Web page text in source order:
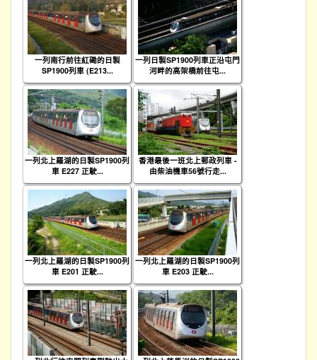
一列南行前往紅磡的日製
SP1900列車 (E213...
一列日製SP1900列車正沿屯門
河畔的高架橋前往屯...
一列北上羅湖的日製SP1900列
車 E227 正駛...
香港最後一班北上郵政列車 -
由柴油機車56號行走...
一列北上羅湖的日製SP1900列
車 E201 正駛...
一列北上羅湖的日製SP1900列
車 E203 正駛...